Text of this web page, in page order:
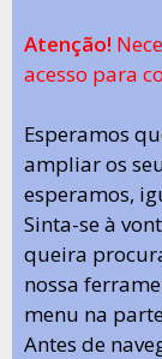
Atenção!
acesso para
Esperamos
ampliar os
esperamos,
Sinta-se à
queira
nossa
menu na
Antes de